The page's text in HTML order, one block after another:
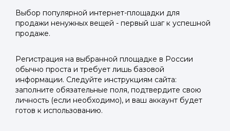
Выбор популярной интернет-площадки для
продажи ненужных вещей - первый шаг к успешной
продаже.
Регистрация на выбранной площадке в России
обычно проста и требует лишь базовой
информации. Следуйте инструкциям сайта:
заполните обязательные поля, подтвердите свою
личность (если необходимо), и ваш аккаунт будет
готов к использованию.